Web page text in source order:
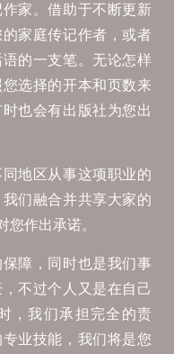
家。借助于不断更新
家庭传记作者，或者
的一支笔。无论怎样
选择的开本和页数来
也会有出版社为您出
地区从事这项职业的
们融合并共享大家的
作出承诺。
障，同时也是我们事
不过个人又是在自己
，我们承担完全的责
业技能，我们将是您